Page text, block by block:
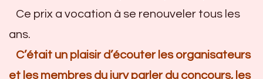
Ce prix a vocation à se renouveler tous les
ans.
C’était un plaisir d’écouter les organisateurs
et les membres du jury parler du concours, les